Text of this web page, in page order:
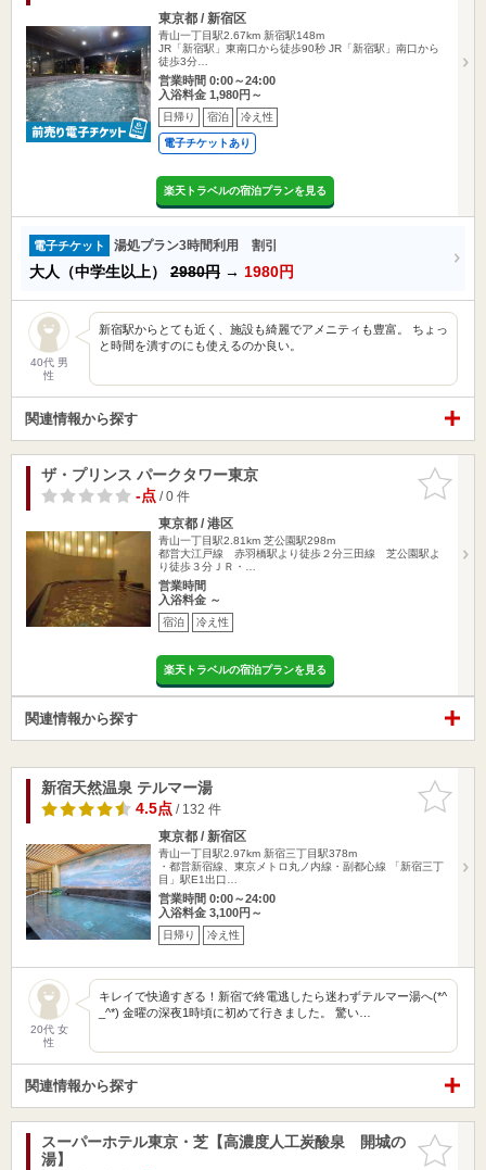
東京都 / 新宿区
青山一丁目駅2.67km 新宿駅148m
JR「新宿駅」東南口から徒歩90秒 JR「新宿駅」南口から
徒歩3分…
営業時間 0:00～24:00
入浴料金 1,980円～
日帰り 宿泊 冷え性
電子チケットあり
楽天トラベルの宿泊プランを見る
電子チケット 湯処プラン3時間利用 割引
大人（中学生以上） 2980円 → 1980円
40代 男
性
新宿駅からとても近く、施設も綺麗でアメニティも豊富。 ちょっ
と時間を潰すのにも使えるのか良い。
関連情報から探す
お気に入
りに追加
ザ・プリンス パークタワー東京
-点/ 0 件
東京都 / 港区
青山一丁目駅2.81km 芝公園駅298m
都営大江戸線 赤羽橋駅より徒歩２分三田線 芝公園駅よ
り徒歩３分ＪＲ・…
営業時間
入浴料金 ～
宿泊 冷え性
楽天トラベルの宿泊プランを見る
関連情報から探す
お気に入
りに追加
新宿天然温泉 テルマー湯
4.5点/ 132 件
東京都 / 新宿区
青山一丁目駅2.97km 新宿三丁目駅378m
・都営新宿線、東京メトロ丸ノ内線・副都心線 「新宿三丁
目」駅E1出口…
営業時間 0:00～24:00
入浴料金 3,100円～
日帰り 冷え性
20代 女
性
キレイで快適すぎる！新宿で終電逃したら迷わずテルマー湯へ(*^
_^*) 金曜の深夜1時頃に初めて行きました。 驚い…
関連情報から探す
お気に入
りに追加
スーパーホテル東京・芝【高濃度人工炭酸泉 開城の
湯】